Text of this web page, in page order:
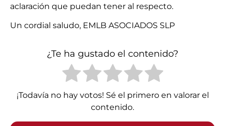
aclaración que puedan tener al respecto.
Un cordial saludo, EMLB ASOCIADOS SLP
¿Te ha gustado el contenido?
¡Todavía no hay votos! Sé el primero en valorar el
contenido.